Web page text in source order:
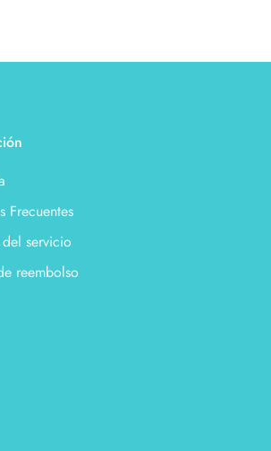
Frecuentes
del servicio
reembolso